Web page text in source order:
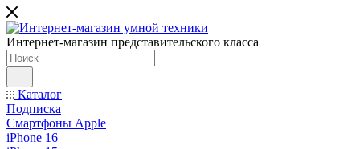
Интернет-магазин представительского класса
Каталог
Подписка
Смартфоны Apple
iPhone 16